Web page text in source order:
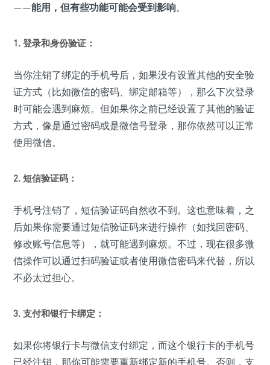
——能用，但有些功能可能会受到影响。
1. 登录和身份验证：
当你注销了绑定的手机号后，如果没有设置其他的安全验
证方式（比如微信的密码、绑定邮箱等），那么下次登录
时可能会遇到麻烦。但如果你之前已经设置了其他的验证
方式，像是通过密码或是微信号登录，那你依然可以正常
使用微信。
2. 短信验证码：
手机号注销了，短信验证码自然收不到。这也意味着，之
后如果你需要通过短信验证码来进行操作（如找回密码、
修改账号信息等），就可能遇到麻烦。不过，现在很多微
信操作可以通过扫码验证或者使用微信密码来代替，所以
不必太过担心。
3. 支付和银行卡绑定：
如果你将银行卡与微信支付绑定，而这个银行卡的手机号
已经注销，那你可能需要重新绑定新的手机号。否则，支